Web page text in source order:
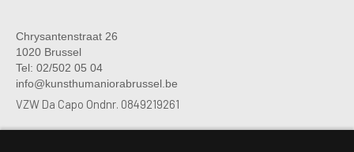
Chrysantenstraat 26
1020 Brussel
Tel: 02/502 05 04
info@kunsthumaniorabrussel.be
VZW Da Capo Ondnr. 0849219261